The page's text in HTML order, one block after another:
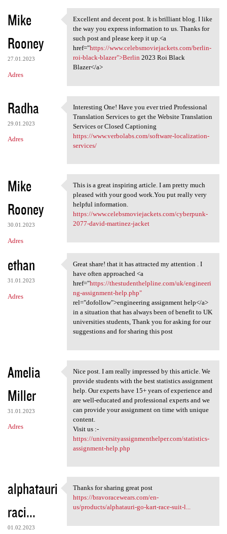
Mike
Rooney
27.01.2023
Adres
Excellent and decent post. It
Excellent and decent post. It is brilliant blog. I like
the way you express information to us. Thanks for
such post and please keep it up.<a
href="https://www.celebsmoviejackets.com/berlin-
roi-black-blazer">Berlin 2023 Roi Black
Blazer</a>
Radha
29.01.2023
Adres
Interesting One! Have you
Interesting One! Have you ever tried Professional
Translation Services to get the Website Translation
Services or Closed Captioning
https://www.verbolabs.com/software-localization-
services/
Mike
Rooney
30.01.2023
Adres
This is a great inspiring
This is a great inspiring article. I am pretty much
pleased with your good work.You put really very
helpful information.
https://www.celebsmoviejackets.com/cyberpunk-
2077-david-martinez-jacket
ethan
31.01.2023
Adres
Great share! that it has
Great share! that it has attracted my attention . I
have often approached <a
href="https://thestudenthelpline.com/uk/engineeri
ng-assignment-help.php"
rel="dofollow">engineering assignment help</a>
in a situation that has always been of benefit to UK
universities students, Thank you for asking for our
suggestions and for sharing this post
Amelia
Miller
31.01.2023
Adres
Nice post. I am really
Nice post. I am really impressed by this article. We
provide students with the best statistics assignment
help. Our experts have 15+ years of experience and
are well-educated and professional experts and we
can provide your assignment on time with unique
content.
Visit us :-
https://universityassignmenthelper.com/statistics-
assignment-help.php
alphatauri
raci...
01.02.2023
Thanks for sharing great post
Thanks for sharing great post
https://bravoracewears.com/en-
us/products/alphatauri-go-kart-race-suit-l...